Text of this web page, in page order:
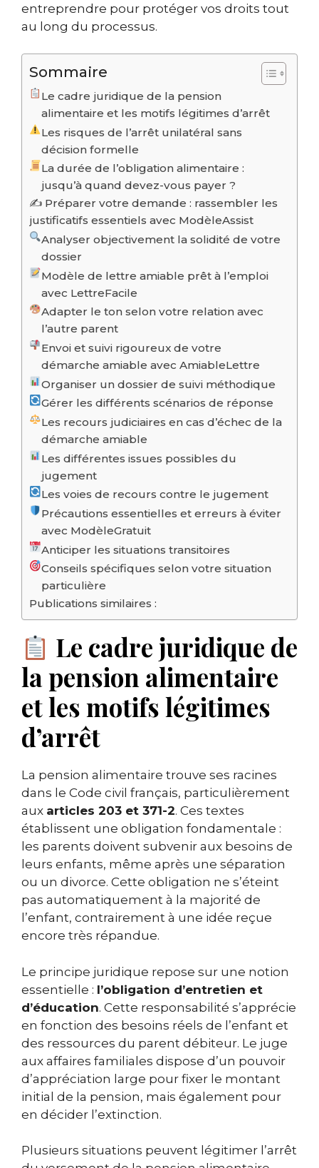
entreprendre pour protéger vos droits tout
au long du processus.
Sommaire
Le cadre juridique de la pension
alimentaire et les motifs légitimes d’arrêt
Les risques de l’arrêt unilatéral sans
décision formelle
La durée de l’obligation alimentaire :
jusqu’à quand devez-vous payer ?
✍️ Préparer votre demande : rassembler les
justificatifs essentiels avec ModèleAssist
Analyser objectivement la solidité de votre
dossier
Modèle de lettre amiable prêt à l’emploi
avec LettreFacile
Adapter le ton selon votre relation avec
l’autre parent
Envoi et suivi rigoureux de votre
démarche amiable avec AmiableLettre
Organiser un dossier de suivi méthodique
Gérer les différents scénarios de réponse
Les recours judiciaires en cas d’échec de la
démarche amiable
Les différentes issues possibles du
jugement
Les voies de recours contre le jugement
Précautions essentielles et erreurs à éviter
avec ModèleGratuit
Anticiper les situations transitoires
Conseils spécifiques selon votre situation
particulière
Publications similaires :
Le cadre juridique de
la pension alimentaire
et les motifs légitimes
d’arrêt
La pension alimentaire trouve ses racines
dans le Code civil français, particulièrement
aux articles 203 et 371-2. Ces textes
établissent une obligation fondamentale :
les parents doivent subvenir aux besoins de
leurs enfants, même après une séparation
ou un divorce. Cette obligation ne s’éteint
pas automatiquement à la majorité de
l’enfant, contrairement à une idée reçue
encore très répandue.
Le principe juridique repose sur une notion
essentielle : l’obligation d’entretien et
d’éducation. Cette responsabilité s’apprécie
en fonction des besoins réels de l’enfant et
des ressources du parent débiteur. Le juge
aux affaires familiales dispose d’un pouvoir
d’appréciation large pour fixer le montant
initial de la pension, mais également pour
en décider l’extinction.
Plusieurs situations peuvent légitimer l’arrêt